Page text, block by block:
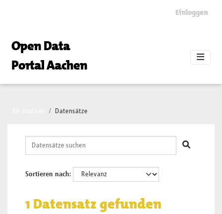
Einloggen
Open Data
Portal Aachen
Datensätze
Sortieren nach
1 Datensatz gefunden